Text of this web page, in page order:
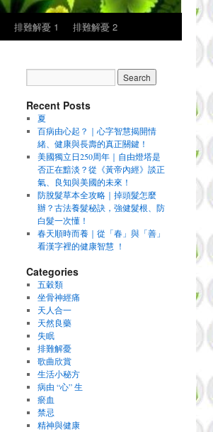
排難解憂 1 排難解憂 2
Recent Posts
夏
百病由心起？｜心字智慧揭開情
緒、健康與長壽的真正關鍵！
美國獨立日250周年｜自由燈塔是
否正在黯淡？從《黃帝內經》談正
氣、良知與美國的未來！
防脫髮草本全攻略｜掉頭髮怎麼
辦？古法養髮秘訣，強健髮根、防
白髮一次懂！
春天順時而養｜從「春」與「善」
看漢字裡的健康智慧 ！
Categories
五穀類
坐骨神經痛
天人合一
天然良藥
失眠
排難解憂
歌曲欣賞
生活小秘方
病由 “心” 生
瘀血
禁忌
精神與健康